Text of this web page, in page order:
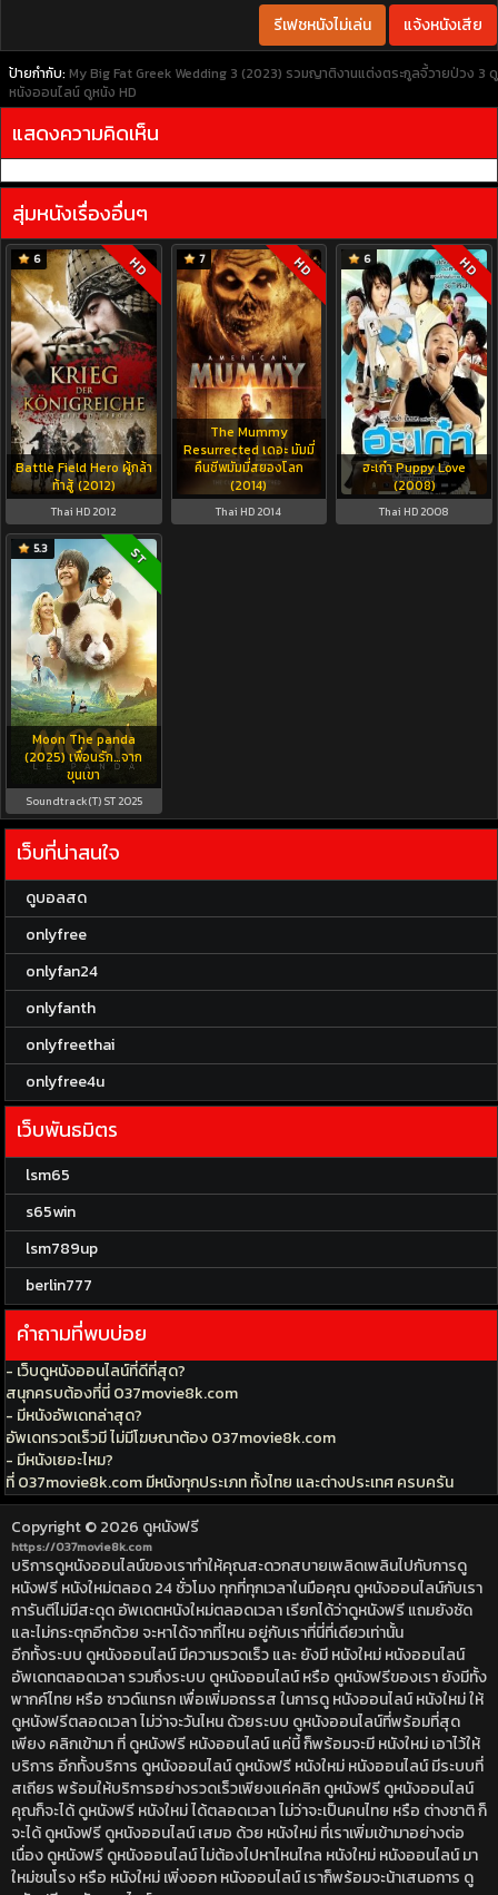
รีเฟชหนังไม่เล่น แจ้งหนังเสีย
ป้ายกำกับ: My Big Fat Greek Wedding 3 (2023) รวมญาติงานแต่งตระกูลจี้วายป่วง 3 ดู
หนังออนไลน์ ดูหนัง HD
แสดงความคิดเห็น
สุ่มหนังเรื่องอื่นๆ
Battle Field Hero ผู้กล้า
ท้าสู้ (2012)
6 HD
Thai HD 2012
The Mummy
Resurrected เดอะ มัมมี่
คืนชีพมัมมี่สยองโลก
(2014)
7 HD
Thai HD 2014
ฮะเก๋า Puppy Love
(2008)
6 HD
Thai HD 2008
Moon The panda
(2025) เพื่อนรัก…จาก
ขุนเขา
5.3 ST
Soundtrack(T) ST 2025
เว็บที่น่าสนใจ
ดูบอลสด
onlyfree
onlyfan24
onlyfanth
onlyfreethai
onlyfree4u
เว็บพันธมิตร
lsm65
s65win
lsm789up
berlin777
คำถามที่พบบ่อย
- เว็บดูหนังออนไลน์ที่ดีที่สุด?
สนุกครบต้องที่นี่ 037movie8k.com
- มีหนังอัพเดทล่าสุด?
อัพเดทรวดเร็วมี ไม่มีโฆษณาต้อง 037movie8k.com
- มีหนังเยอะไหม?
ที่ 037movie8k.com มีหนังทุกประเภท ทั้งไทย และต่างประเทศ ครบครัน
Copyright © 2026 ดูหนังฟรี
https://037movie8k.com
บริการดูหนังออนไลน์ของเราทำให้คุณสะดวกสบายเพลิดเพลินไปกับการดู
หนังฟรี หนังใหม่ตลอด 24 ชั่วโมง ทุกที่ทุกเวลาในมือคุณ ดูหนังออนไลน์กับเรา
การันตีไม่มีสะดุด อัพเดตหนังใหม่ตลอดเวลา เรียกได้ว่าดูหนังฟรี แถมยังชัด
และไม่กระตุกอีกด้วย จะหาได้จากที่ไหน อยู่กับเราที่นี่ที่เดียวเท่านั้น
อีกทั้งระบบ ดูหนังออนไลน์ มีความรวดเร็ว และ ยังมี หนังใหม่ หนังออนไลน์
อัพเดทตลอดเวลา รวมถึงระบบ ดูหนังออนไลน์ หรือ ดูหนังฟรีของเรา ยังมีทั้ง
พากค์ไทย หรือ ซาวด์แทรก เพื่อเพิ่มอถรรส ในการดู หนังออนไลน์ หนังใหม่ ให้
ดูหนังฟรีตลอดเวลา ไม่ว่าจะวันไหน ด้วยระบบ ดูหนังออนไลน์ที่พร้อมที่สุด
เพียง คลิกเข้ามา ที่ ดูหนังฟรี หนังออนไลน์ แค่นี้ ก็พร้อมจะมี หนังใหม่ เอาไว้ให้
บริการ อีกทั้งบริการ ดูหนังออนไลน์ ดูหนังฟรี หนังใหม่ หนังออนไลน์ มีระบบที่
สเถียร พร้อมให้บริการอย่างรวดเร็วเพียงแค่คลิก ดูหนังฟรี ดูหนังออนไลน์
คุณก็จะได้ ดูหนังฟรี หนังใหม่ ได้ตลอดเวลา ไม่ว่าจะเป็นคนไทย หรือ ต่างชาติ ก็
จะได้ ดูหนังฟรี ดูหนังออนไลน์ เสมอ ด้วย หนังใหม่ ที่เราเพิ่มเข้ามาอย่างต่อ
เนื่อง ดูหนังฟรี ดูหนังออนไลน์ ไม่ต้องไปหาไหนไกล หนังใหม่ หนังออนไลน์ มา
ใหม่ชนโรง หรือ หนังใหม่ เพิ่งออก หนังออนไลน์ เราก็พร้อมจะน้าเสนอการ ดู